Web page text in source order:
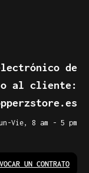
de
al cliente:
Vie, 8 am - 5 pm
UN CONTRATO